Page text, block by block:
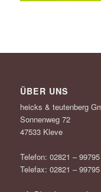
ÜBER UNS
heicks & teutenberg
Sonnenweg 72
47533 Kleve
Telefon: 02821 –
Telefax: 02821 –